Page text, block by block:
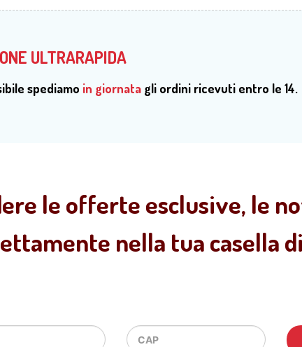
ULTRARAPIDA
spediamo in giornatagli ordini ricevuti entro le 14.
le offerte esclusive, le
nella tua casella